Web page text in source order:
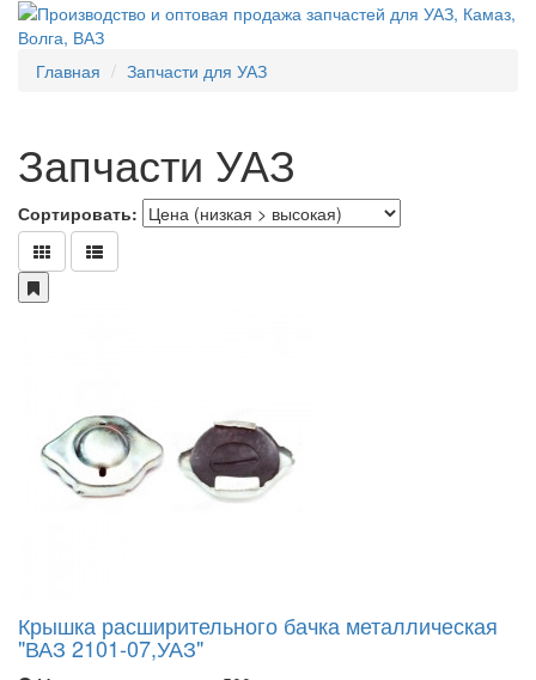
Главная Запчасти для УАЗ
Запчасти УАЗ
Сортировать:
Крышка расширительного бачка металлическая
"ВАЗ 2101-07,УАЗ"